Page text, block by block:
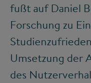
fußt auf Daniel
Forschung zu
Umsetzung der
des